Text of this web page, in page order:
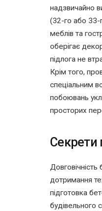
надзвичайно
(32-го або 33-
меблів та
оберігає
підлога не
Крім того,
спеціальним
побоювань
просторих
Секрети
дотримання
підготовка
будівельного